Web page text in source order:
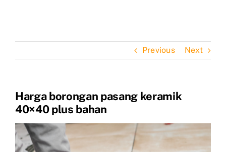
Previous Next
Harga borongan pasang keramik
40×40 plus bahan
View
Larger